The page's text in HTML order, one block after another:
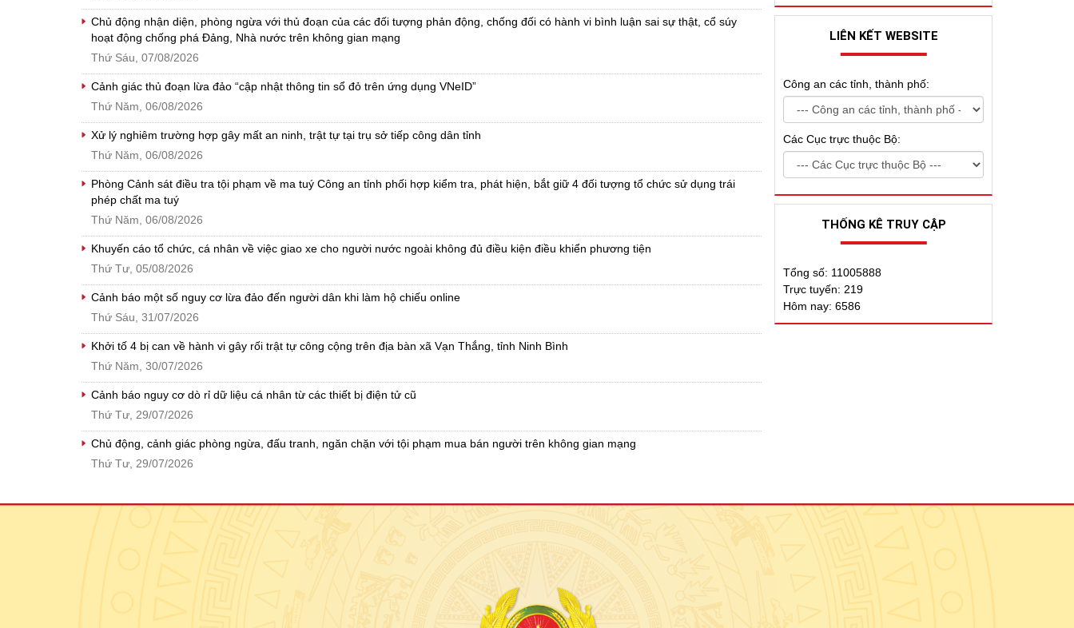
Chủ động nhận diện, phòng ngừa với thủ đoạn của các đối tượng phản động, chống đối có hành vi bình luận sai sự thật, cổ súy
hoạt động chống phá Đảng, Nhà nước trên không gian mạng
Thứ Sáu, 07/08/2026
Cảnh giác thủ đoạn lừa đảo “cập nhật thông tin sổ đỏ trên ứng dụng VNeID”
Thứ Năm, 06/08/2026
Xử lý nghiêm trường hợp gây mất an ninh, trật tự tại trụ sở tiếp công dân tỉnh
Thứ Năm, 06/08/2026
Phòng Cảnh sát điều tra tội phạm về ma tuý Công an tỉnh phối hợp kiểm tra, phát hiện, bắt giữ 4 đối tượng tổ chức sử dụng trái
phép chất ma tuý
Thứ Năm, 06/08/2026
Khuyến cáo tổ chức, cá nhân về việc giao xe cho người nước ngoài không đủ điều kiện điều khiển phương tiện
Thứ Tư, 05/08/2026
Cảnh báo một số nguy cơ lừa đảo đến người dân khi làm hộ chiếu online
Thứ Sáu, 31/07/2026
Khởi tố 4 bị can về hành vi gây rối trật tự công cộng trên địa bàn xã Vạn Thắng, tỉnh Ninh Bình
Thứ Năm, 30/07/2026
Cảnh báo nguy cơ dò rỉ dữ liệu cá nhân từ các thiết bị điện tử cũ
Thứ Tư, 29/07/2026
Chủ động, cảnh giác phòng ngừa, đấu tranh, ngăn chặn với tội phạm mua bán người trên không gian mạng
Thứ Tư, 29/07/2026
LIÊN KẾT WEBSITE
Công an các tỉnh, thành phố:
Các Cục trực thuộc Bộ:
THỐNG KÊ TRUY CẬP
Tổng số: 11005888
Trực tuyến: 219
Hôm nay: 6586